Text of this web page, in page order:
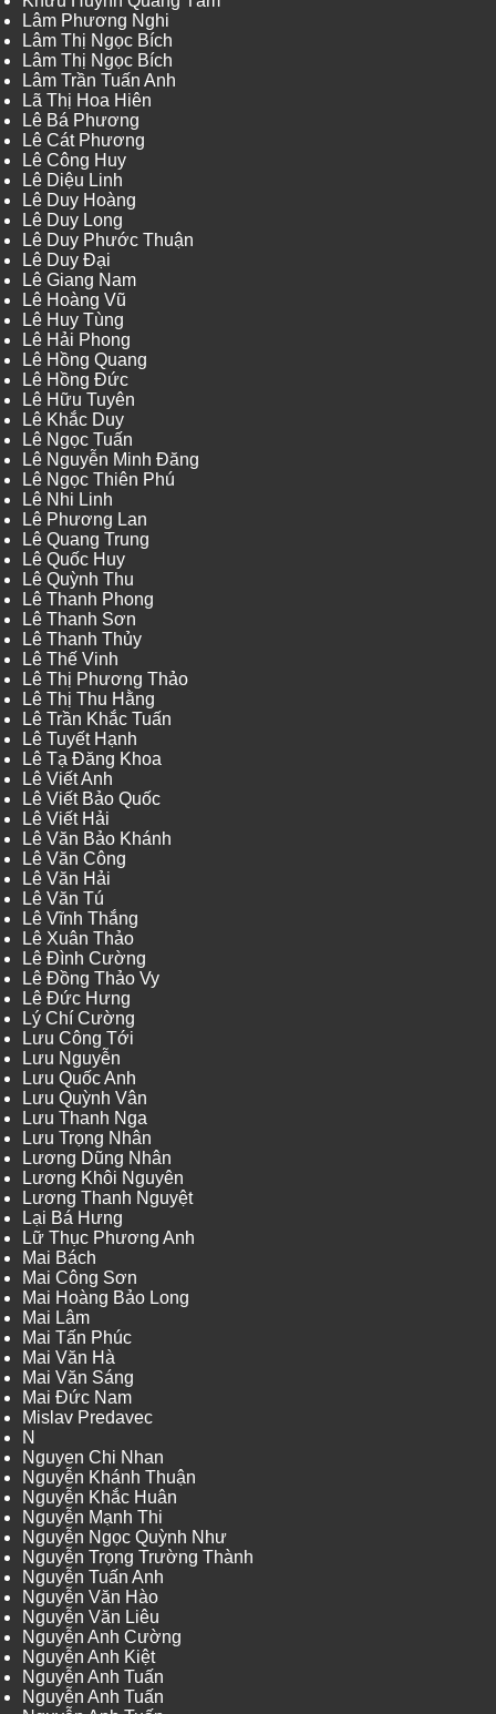
Lâm Phương Nghi
Lâm Thị Ngọc Bích
Lâm Thị Ngọc Bích
Lâm Trần Tuấn Anh
Lã Thị Hoa Hiên
Lê Bá Phương
Lê Cát Phương
Lê Công Huy
Lê Diệu Linh
Lê Duy Hoàng
Lê Duy Long
Lê Duy Phước Thuận
Lê Duy Đại
Lê Giang Nam
Lê Hoàng Vũ
Lê Huy Tùng
Lê Hải Phong
Lê Hồng Quang
Lê Hồng Đức
Lê Hữu Tuyên
Lê Khắc Duy
Lê Ngọc Tuấn
Lê Nguyễn Minh Đăng
Lê Ngọc Thiên Phú
Lê Nhi Linh
Lê Phương Lan
Lê Quang Trung
Lê Quốc Huy
Lê Quỳnh Thu
Lê Thanh Phong
Lê Thanh Sơn
Lê Thanh Thủy
Lê Thế Vinh
Lê Thị Phương Thảo
Lê Thị Thu Hằng
Lê Trần Khắc Tuấn
Lê Tuyết Hạnh
Lê Tạ Đăng Khoa
Lê Viết Anh
Lê Viết Bảo Quốc
Lê Viết Hải
Lê Văn Bảo Khánh
Lê Văn Công
Lê Văn Hải
Lê Văn Tú
Lê Vĩnh Thắng
Lê Xuân Thảo
Lê Đình Cường
Lê Đồng Thảo Vy
Lê Đức Hưng
Lý Chí Cường
Lưu Công Tới
Lưu Nguyễn
Lưu Quốc Anh
Lưu Quỳnh Vân
Lưu Thanh Nga
Lưu Trọng Nhân
Lương Dũng Nhân
Lương Khôi Nguyên
Lương Thanh Nguyệt
Lại Bá Hưng
Lữ Thục Phương Anh
Mai Bách
Mai Công Sơn
Mai Hoàng Bảo Long
Mai Lâm
Mai Tấn Phúc
Mai Văn Hà
Mai Văn Sáng
Mai Đức Nam
Mislav Predavec
N
Nguyen Chi Nhan
Nguyễn Khánh Thuận
Nguyễn Khắc Huân
Nguyễn Mạnh Thi
Nguyễn Ngọc Quỳnh Như
Nguyễn Trọng Trường Thành
Nguyễn Tuấn Anh
Nguyễn Văn Hào
Nguyễn Văn Liêu
Nguyễn Anh Cường
Nguyễn Anh Kiệt
Nguyễn Anh Tuấn
Nguyễn Anh Tuấn